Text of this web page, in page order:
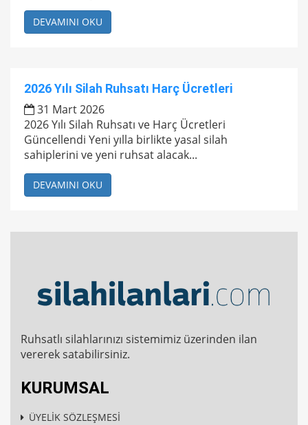
DEVAMINI OKU
2026 Yılı Silah Ruhsatı Harç Ücretleri
31 Mart 2026
2026 Yılı Silah Ruhsatı ve Harç Ücretleri
Güncellendi Yeni yılla birlikte yasal silah
sahiplerini ve yeni ruhsat alacak...
DEVAMINI OKU
Ruhsatlı silahlarınızı sistemimiz üzerinden ilan
vererek satabilirsiniz.
KURUMSAL
ÜYELİK SÖZLEŞMESİ